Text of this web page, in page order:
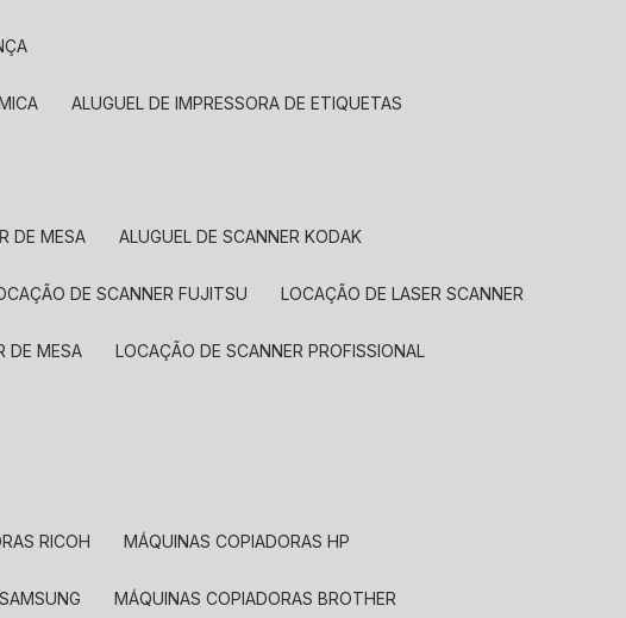
ALUGUEL DE IMPRESSORA DE ETIQUETAS
DE MESA ALUGUEL DE SCANNER KODAK
DE SCANNER FUJITSU LOCAÇÃO DE LASER SCANNER
DE MESA LOCAÇÃO DE SCANNER PROFISSIONAL
RICOH MÁQUINAS COPIADORAS HP
MÁQUINAS COPIADORAS BROTHER